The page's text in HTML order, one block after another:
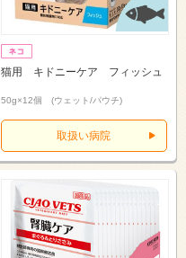
猫用 キドニーケア フィッシュ
50g×12個 (ウェット/パウチ)
取扱い病院